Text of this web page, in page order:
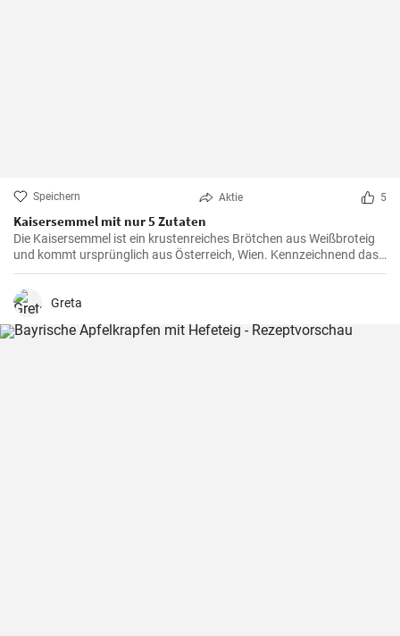
Speichern Aktie 5
Kaisersemmel mit nur 5 Zutaten
Die Kaisersemmel ist ein krustenreiches Brötchen aus Weißbroteig
und kommt ursprünglich aus Österreich, Wien. Kennzeichnend das
sternförmige Muster auf der Semmel durch Falten des Teigstücks
und natürlich mit Hefeteig gebacken.
Greta